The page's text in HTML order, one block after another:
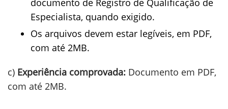
documento de Registro de Qualificação de
Especialista, quando exigido.
Os arquivos devem estar legíveis, em PDF,
com até 2MB.
c) Experiência comprovada: Documento em PDF,
com até 2MB.